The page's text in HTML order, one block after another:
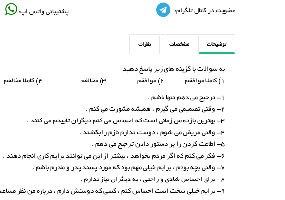
عضویت در کانال تلگرام: پشتیبانی واتس اپ:
توضیحات مشخصات نظرات
به سوالات با گزینه های زیر پاسخ دهید.
1) کاملا موافقم 2) موافقم 3) مخالفم 4) کاملا مخالفم
1- ترجیح می دهم تنها باشم .
2- وقتی تصمیمی می گیرم ، همیشه مشورت می کنم .
3- بهترین بازده من زمانی است که احساس می کنم دیگران تاییدم می کنند .
4- وقتی مریض می شوم ، دوست ندارم نازم را بکشند .
5- اطاعت کردن را بر دستور دادن ترجیح می دهم .
6- فکر می کنم که اگر مردم بخواهد ، بیشتر از این می توانند برایم کاری انجام دهند .
7- وقتی بچه بودم ، برایم خیلی مهم بود که مورد پسند پدر و مادرم باشم .
8- برای احساس شادی و راحتی ، به دیگران نیاز ندارم .
9- برایم خیلی سخت است احساس کنم ، کسی که دوستش دارم ، درباره من نظر مساعدی ندارد.